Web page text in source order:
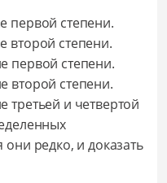
первой степени.
второй степени.
первой степени.
второй степени.
третьей и четвертой
редко, и доказать